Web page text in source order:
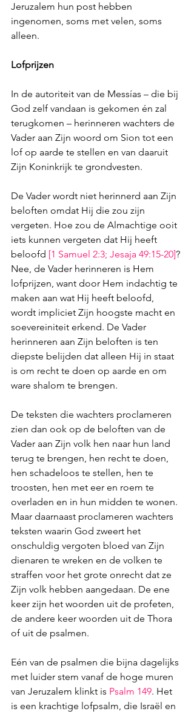
Jeruzalem hun post hebben
ingenomen, soms met velen, soms
alleen.
Lofprijzen
In de autoriteit van de Messías – die bij
God zelf vandaan is gekomen én zal
terugkomen – herinneren wachters de
Vader aan Zijn woord om Sion tot een
lof op aarde te stellen en van daaruit
Zijn Koninkrijk te grondvesten.
De Vader wordt niet herinnerd aan Zijn
beloften omdat Hij die zou zijn
vergeten. Hoe zou de Almachtige ooit
iets kunnen vergeten dat Hij heeft
beloofd [1 Samuel 2:3; Jesaja 49:15-20]?
Nee, de Vader herinneren is Hem
lofprijzen, want door Hem indachtig te
maken aan wat Hij heeft beloofd,
wordt impliciet Zijn hoogste macht en
soevereiniteit erkend. De Vader
herinneren aan Zijn beloften is ten
diepste belijden dat alleen Hij in staat
is om recht te doen op aarde en om
ware shalom te brengen.
De teksten die wachters proclameren
zien dan ook op de beloften van de
Vader aan Zijn volk hen naar hun land
terug te brengen, hen recht te doen,
hen schadeloos te stellen, hen te
troosten, hen met eer en roem te
overladen en in hun midden te wonen.
Maar daarnaast proclameren wachters
teksten waarin God zweert het
onschuldig vergoten bloed van Zijn
dienaren te wreken en de volken te
straffen voor het grote onrecht dat ze
Zijn volk hebben aangedaan. De ene
keer zijn het woorden uit de profeten,
de andere keer woorden uit de Thora
of uit de psalmen.
Eén van de psalmen die bijna dagelijks
met luider stem vanaf de hoge muren
van Jeruzalem klinkt is Psalm 149. Het
is een krachtige lofpsalm, die Israël en